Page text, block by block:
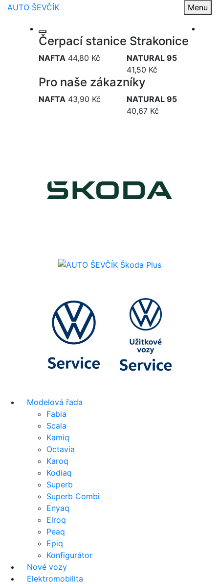
AUTO ŠEVČÍK Menu
Čerpací stanice Strakonice
NAFTA 44,80 Kč
NATURAL 95
41,50 Kč
Pro naše zákazníky
NAFTA 43,90 Kč
NATURAL 95
40,67 Kč
Modelová řada
Fabia
Scala
Kamiq
Octavia
Karoq
Kodiaq
Superb
Superb Combi
Enyaq
Elroq
Peaq
Epiq
Konfigurátor
Nové vozy
Elektromobilita